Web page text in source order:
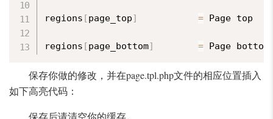
regions [page_top] = Page top
regions [page_bottom] = Page bottom
保存你做的修改，并在page.tpl.php文件的相应位置插入
如下高亮代码：
保存后请清空你的缓存。